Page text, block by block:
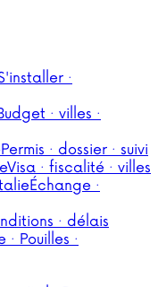
·
· villes ·
Permis · dossier · suivi
Visa · fiscalité · villes
Échange ·
· délais
· Pouilles ·